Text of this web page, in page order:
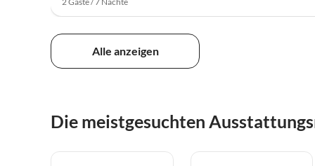
Alle anzeigen
Die meistgesuchten